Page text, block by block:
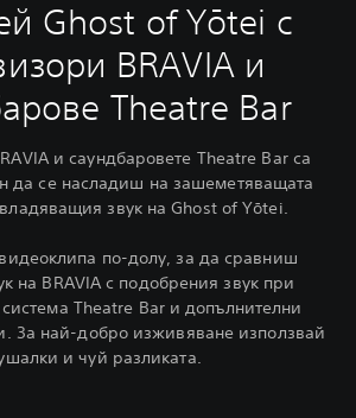
Ghost of Yōtei с
BRAVIA и
Theatre Bar
и саундбаровете Theatre Bar са
да се насладиш на зашеметяващата
звук на Ghost of Yōtei.
по-долу, за да сравниш
на BRAVIA с подобрения звук при
Theatre Bar и допълнителни
За най-добро изживяване използвай
и чуй разликата.